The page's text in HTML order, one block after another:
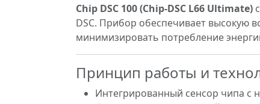
Chip DSC 100 (Chip-DSC L66 Ultimate)
DSC. Прибор обеспечивает высокую
минимизировать потребление
Принцип работы и
Интегрированный сенсор чипа с